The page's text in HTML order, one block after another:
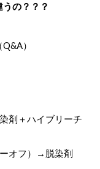
の？？？
（Q&A）
剤＋ハイブリーチ
オフ）→脱染剤